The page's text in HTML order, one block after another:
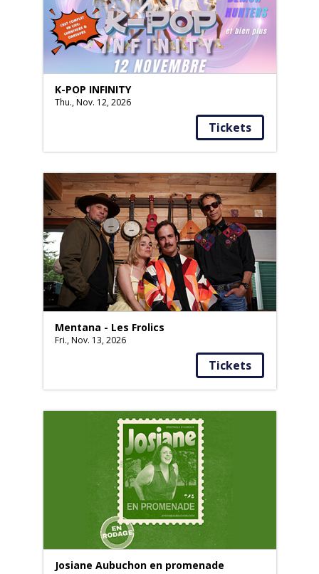
K-POP INFINITY
Thu., Nov. 12, 2026
Tickets
Mentana - Les Frolics
Fri., Nov. 13, 2026
Tickets
Josiane Aubuchon en promenade